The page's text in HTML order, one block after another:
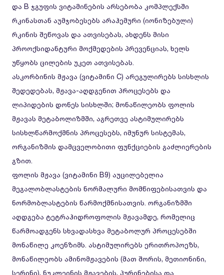
და B ჯგუფის ვიტამინების არსებობა კომპლექსში
რკინასთან აუმჯობესებს არაჰემური (იონიზებული)
რკინის შეწოვას და ათვისებას, ახდენს მისი
პროოქსიდანტური მოქმედების პრევენციას, ხელს
უწყობს ცილების უკეთ ათვისებას.
ასკორბინის მჟავა (ვიტამინი C) არეგულირებს სისხლის
შედედებას, მჟავა-აღდგენით პროცესებს და
ლიპიდების დონეს სისხლში; მონაწილეობს ფოლის
მჟავას მეტაბოლიზმში, აგრეთვე ასტიმულირებს
სისხლწარმოქმნის პროცესებს, იმუნურ სისტემას,
ორგანიზმის დამცველობითი ფუნქციების გაძლიერების
გზით.
ფოლის მჟავა (ვიტამინი B9) აუცილებელია
მეგალობლასტების ნორმალური მომწიფებისათვის და
ნორმობლასტების წარმოქმნისათვის. ორგანიზმში
აღდგება ტეტრაჰიდროფოლის მჟავამდე, რომელიც
წარმოადგენს სხვადასხვა მეტაბოლურ პროცესებში
მონაწილე კოენზიმს. ასტიმულირებს ერითროპოეზს,
მონაწილეობს ამინომჟავების (მათ შორის, მეთიონინი,
სერინი), ნუკლეინის მჟავების, პურინებისა და